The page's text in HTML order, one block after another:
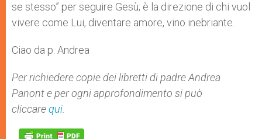
se stesso” per seguire Gesù; è la direzione di chi vuol
vivere come Lui, diventare amore, vino inebriante.
Ciao da p. Andrea
Per richiedere copie dei libretti di padre Andrea
Panont e per ogni approfondimento si può
cliccarequi